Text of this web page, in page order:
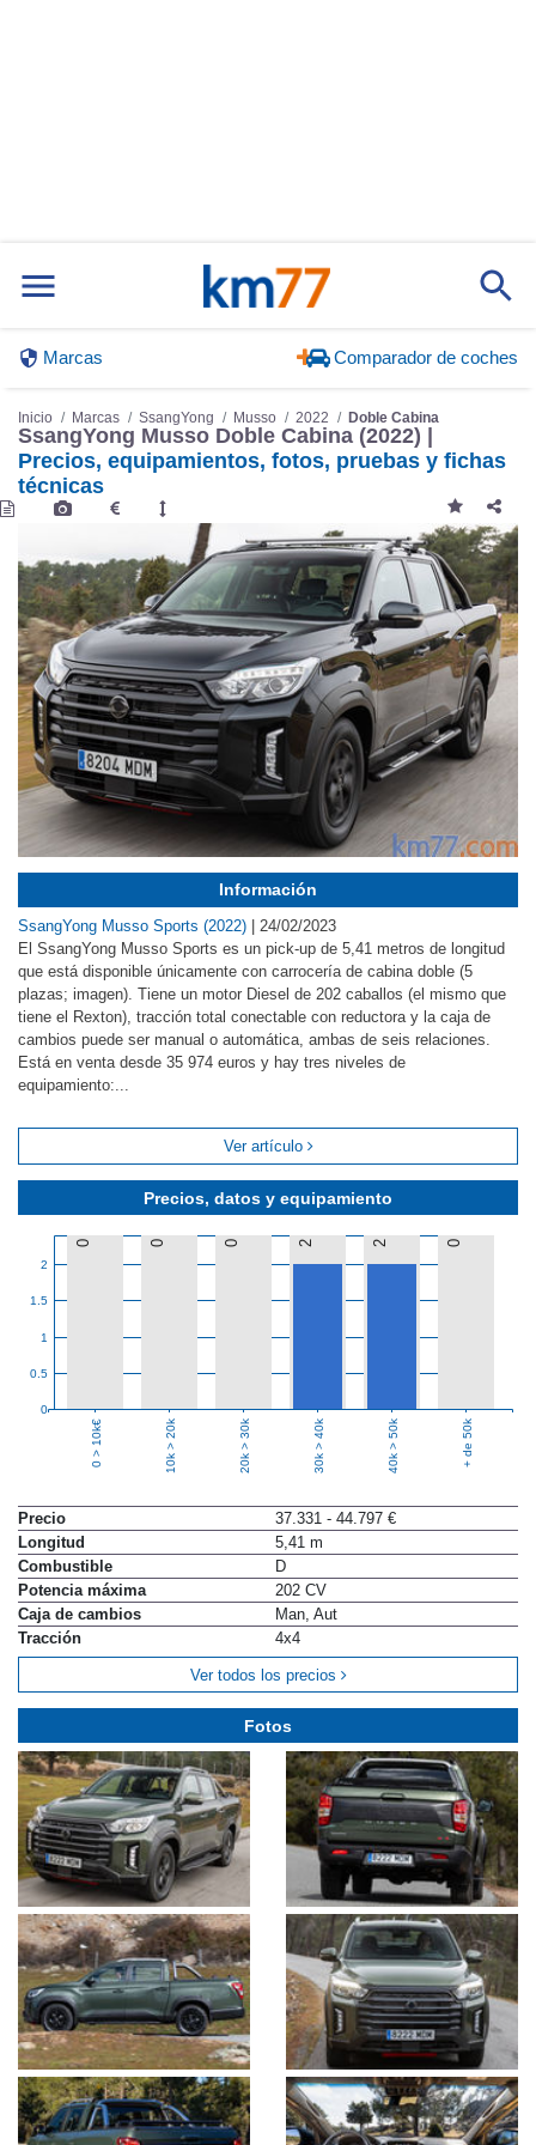
Marcas Comparador de coches
Inicio Marcas SsangYong Musso 2022 Doble Cabina
SsangYong Musso Doble Cabina (2022) |
Precios, equipamientos, fotos, pruebas y fichas
técnicas
Precios, datos y equipamiento
0
0.5
1
1.5
2
0 0 0 2 2 0
0 > 10k€ 10k > 20k 20k > 30k 30k > 40k 40k > 50k + de 50k
Precio
37.331 - 44.797 €
Longitud
5,41 m
Combustible
D
Potencia máxima
202 CV
Caja de cambios
Man, Aut
Tracción
4x4
Ver todos los precios
Información
SsangYong Musso Sports (2022)
24/02/2023
El SsangYong Musso Sports es un pick-up de 5,41 metros de longitud
que está disponible únicamente con carrocería de cabina doble (5
plazas; imagen). Tiene un motor Diesel de 202 caballos (el mismo que
tiene el Rexton), tracción total conectable con reductora y la caja de
cambios puede ser manual o automática, ambas de seis relaciones.
Está en venta desde 35 974 euros y hay tres niveles de
equipamiento:...
Ver artículo
Fotos